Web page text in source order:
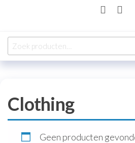
Clothing
Geen producten